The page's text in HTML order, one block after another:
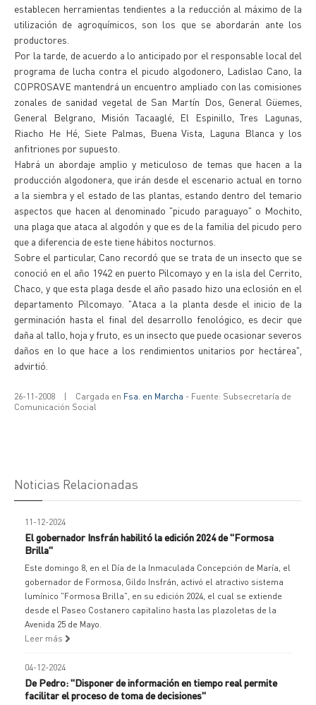
establecen herramientas tendientes a la reducción al máximo de la
utilización de agroquímicos, son los que se abordarán ante los
productores.
Por la tarde, de acuerdo a lo anticipado por el responsable local del
programa de lucha contra el picudo algodonero, Ladislao Cano, la
COPROSAVE mantendrá un encuentro ampliado con las comisiones
zonales de sanidad vegetal de San Martín Dos, General Güemes,
General Belgrano, Misión Tacaaglé, El Espinillo, Tres Lagunas,
Riacho He Hé, Siete Palmas, Buena Vista, Laguna Blanca y los
anfitriones por supuesto.
Habrá un abordaje amplio y meticuloso de temas que hacen a la
producción algodonera, que irán desde el escenario actual en torno
a la siembra y el estado de las plantas, estando dentro del temario
aspectos que hacen al denominado "picudo paraguayo" o Mochito,
una plaga que ataca al algodón y que es de la familia del picudo pero
que a diferencia de este tiene hábitos nocturnos.
Sobre el particular, Cano recordó que se trata de un insecto que se
conoció en el año 1942 en puerto Pilcomayo y en la isla del Cerrito,
Chaco, y que esta plaga desde el año pasado hizo una eclosión en el
departamento Pilcomayo. "Ataca a la planta desde el inicio de la
germinación hasta el final del desarrollo fenológico, es decir que
daña al tallo, hoja y fruto, es un insecto que puede ocasionar severos
daños en lo que hace a los rendimientos unitarios por hectárea",
advirtió.
26-11-2008 | Cargada en Fsa. en Marcha - Fuente: Subsecretaría de
Comunicación Social
Noticias Relacionadas
11-12-2024
El gobernador Insfrán habilitó la edición 2024 de "Formosa
Brilla"
Este domingo 8, en el Día de la Inmaculada Concepción de María, el
gobernador de Formosa, Gildo Insfrán, activó el atractivo sistema
lumínico "Formosa Brilla", en su edición 2024, el cual se extiende
desde el Paseo Costanero capitalino hasta las plazoletas de la
Avenida 25 de Mayo.
Leer más
04-12-2024
De Pedro: "Disponer de información en tiempo real permite
facilitar el proceso de toma de decisiones"